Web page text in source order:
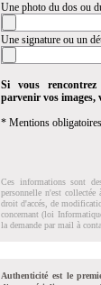
Une photo du dos ou
Une signature ou un
Si vous
parvenir vos images,
* Mentions obligatoires
Ces informations sont
personnelle n'est
droit d'accés, de
concernant (loi
la demande par mail à
Authenticité est le